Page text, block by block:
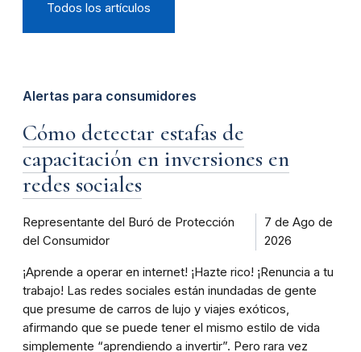
Todos los artículos
Alertas para consumidores
Cómo detectar estafas de
capacitación en inversiones en
redes sociales
Representante del Buró de Protección
del Consumidor
7 de Ago de
2026
¡Aprende a operar en internet! ¡Hazte rico! ¡Renuncia a tu
trabajo! Las redes sociales están inundadas de gente
que presume de carros de lujo y viajes exóticos,
afirmando que se puede tener el mismo estilo de vida
simplemente “aprendiendo a invertir”. Pero rara vez